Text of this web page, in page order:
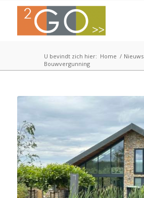
U bevindt zich hier: Home / Nieuws
Bouwvergunning